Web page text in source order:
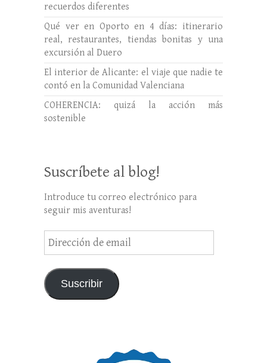
recuerdos diferentes
Qué ver en Oporto en 4 días: itinerario
real, restaurantes, tiendas bonitas y una
excursión al Duero
El interior de Alicante: el viaje que nadie te
contó en la Comunidad Valenciana
COHERENCIA: quizá la acción más
sostenible
Suscríbete al blog!
Introduce tu correo electrónico para
seguir mis aventuras!
Dirección
de
Suscribir